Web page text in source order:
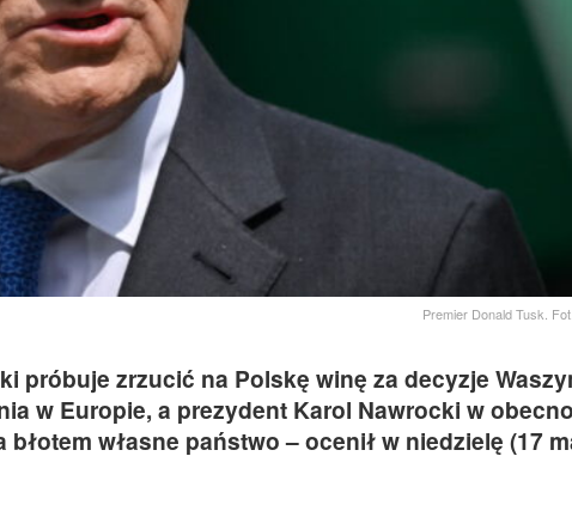
Premier Donald Tusk.
próbuje zrzucić na Polskę winę za decyzje
w Europie, a prezydent Karol Nawrocki w
własne państwo – ocenił w niedzielę (17